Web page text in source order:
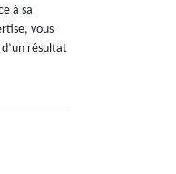
à sa
vous
résultat